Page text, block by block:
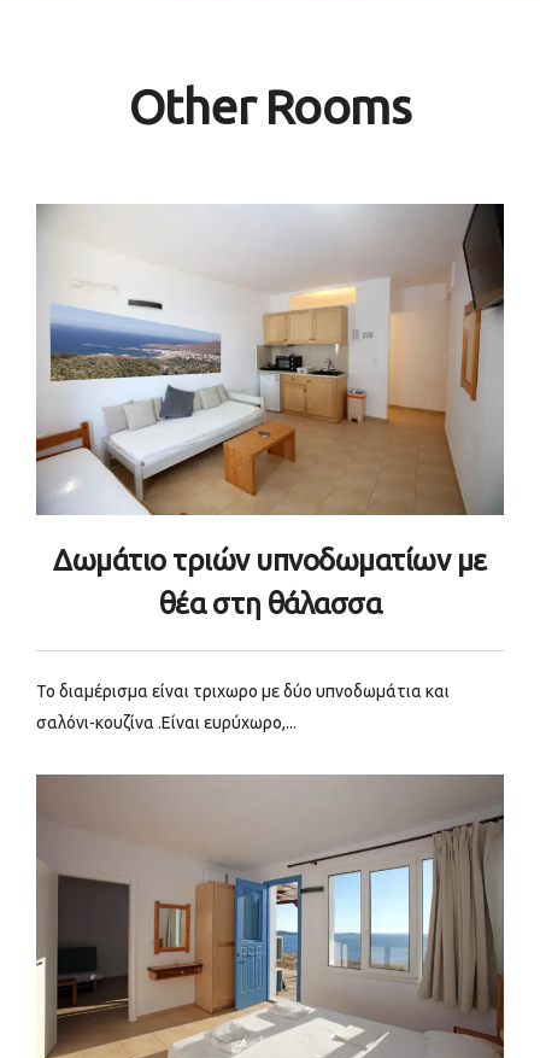
Other Rooms
Δωμάτιο τριών υπνοδωματίων με
θέα στη θάλασσα
Το διαμέρισμα είναι τριχωρο με δύο υπνοδωμάτια και
σαλόνι-κουζίνα .Είναι ευρύχωρο,...